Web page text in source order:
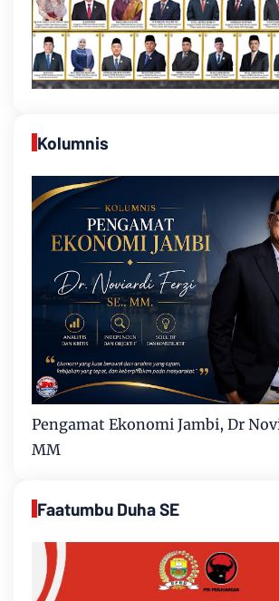
Kolumnis
Pengamat Ekonomi Jambi, Dr
MM
Faatumbu Duha SE